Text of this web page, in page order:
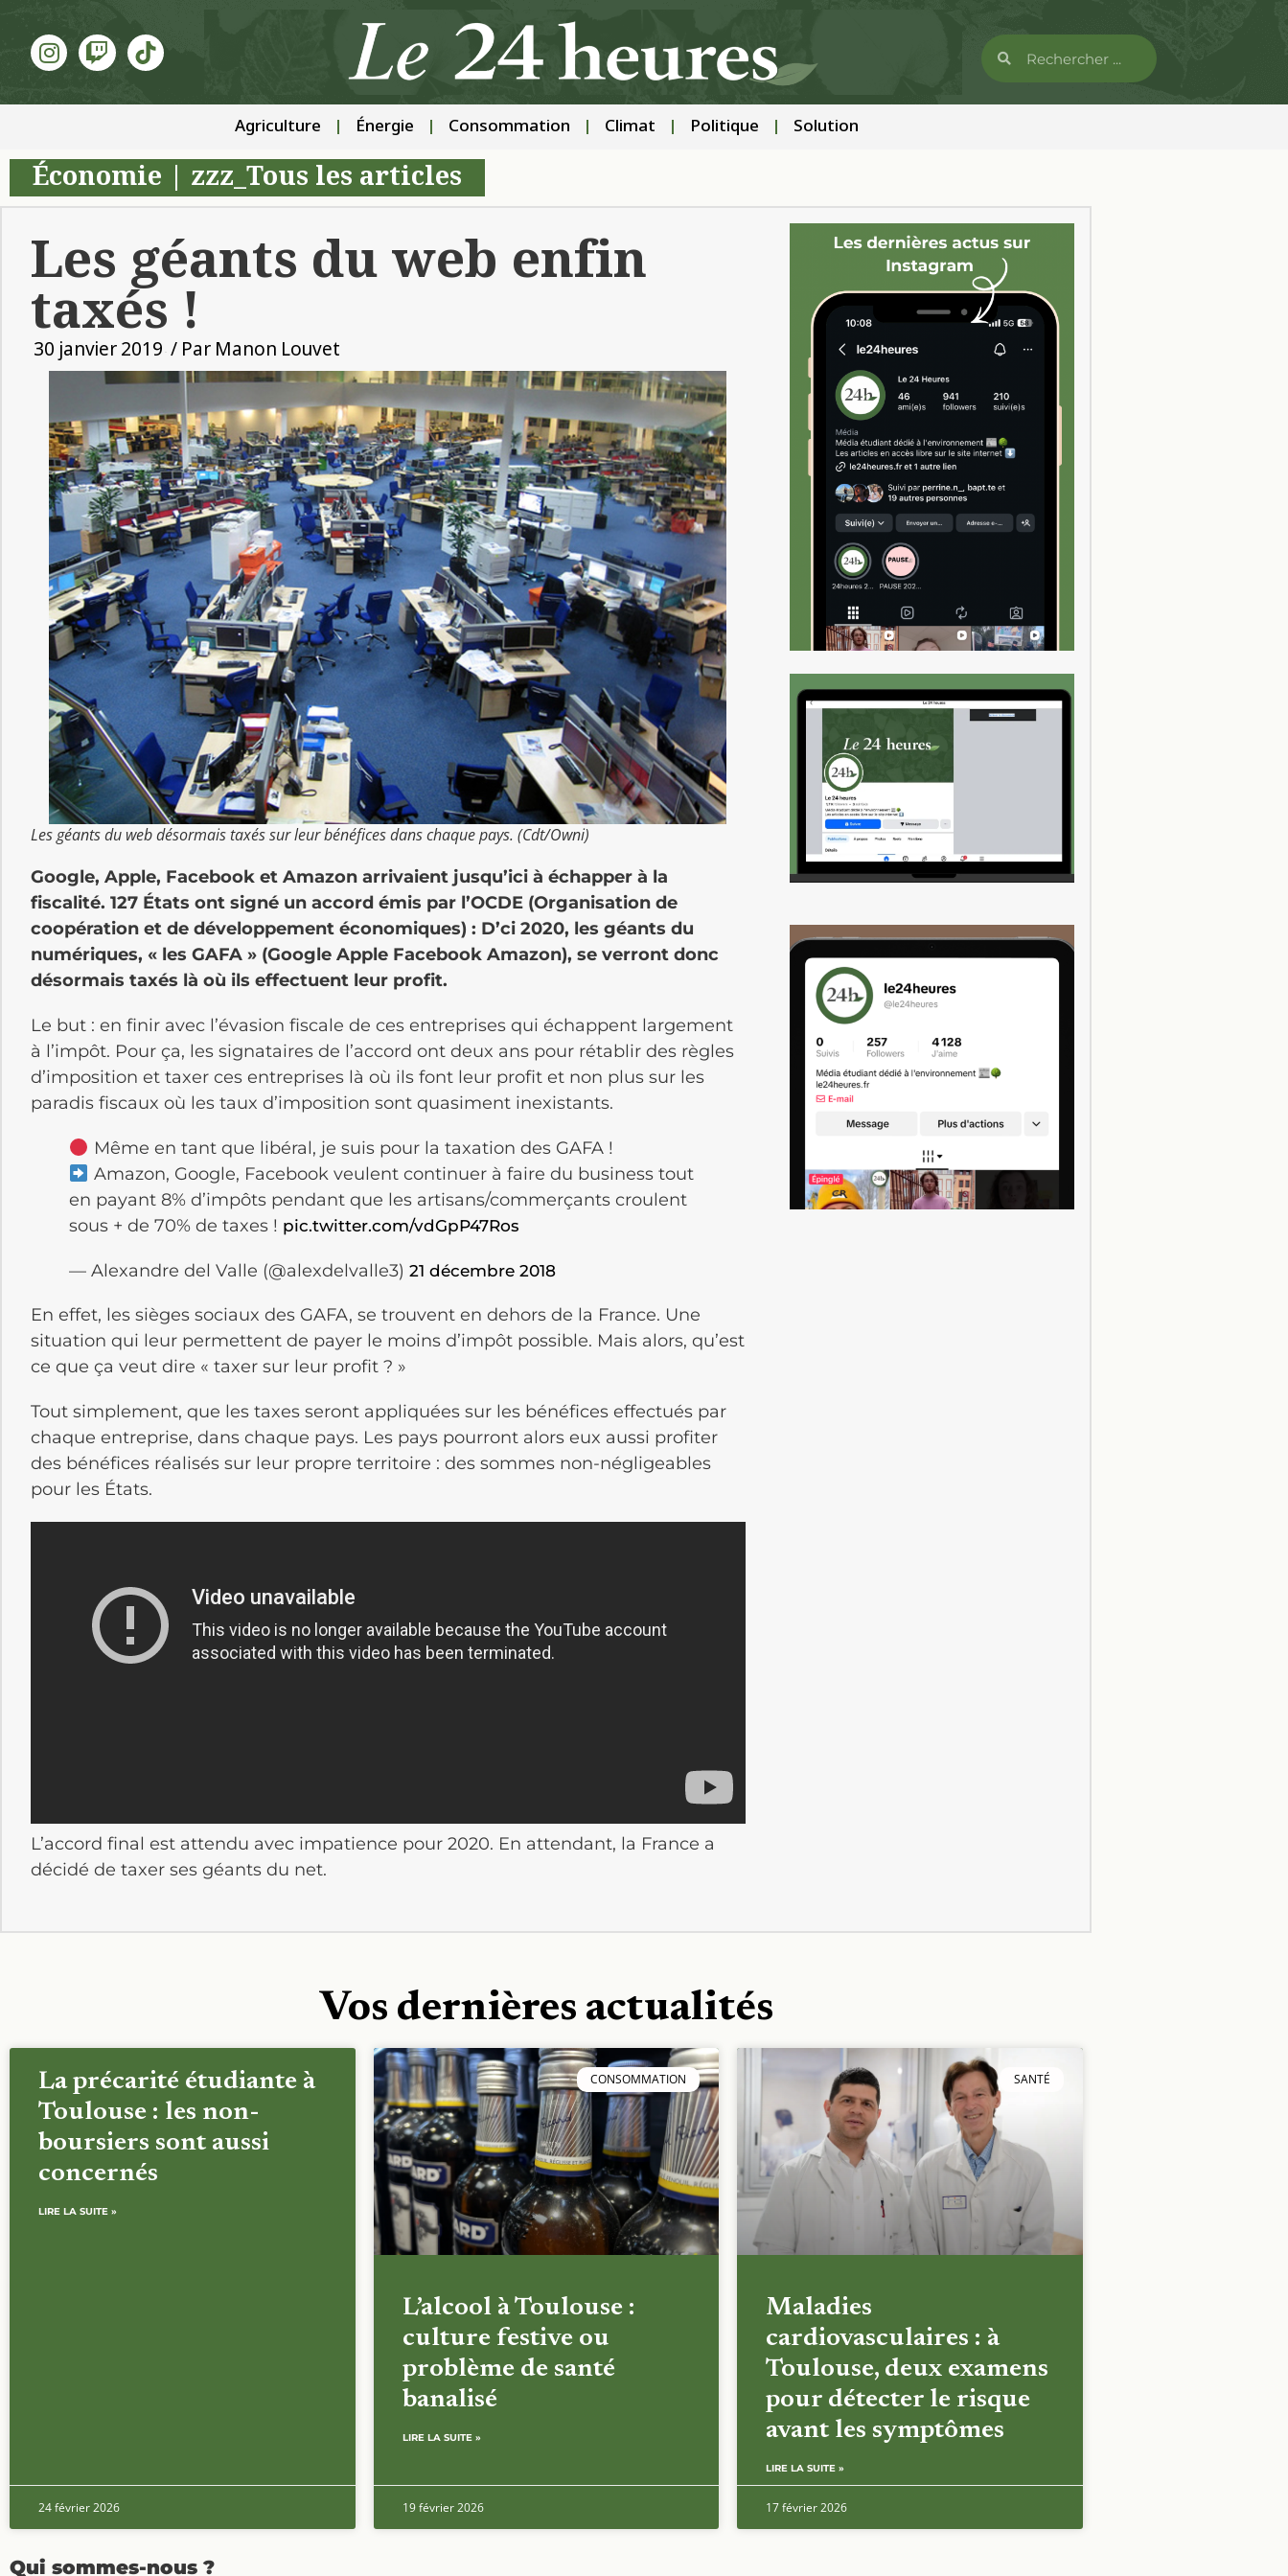
Agriculture Énergie Consommation Climat Politique Solution
Économie zzz_Tous les articles
Les géants du web enfin
taxés !
30 janvier 2019 / Par Manon Louvet
Les géants du web désormais taxés sur leur bénéfices dans chaque pays. (Cdt/Owni)
Google, Apple, Facebook et Amazon arrivaient jusqu’ici à échapper à la
fiscalité. 127 États ont signé un accord émis par l’OCDE (Organisation de
coopération et de développement économiques) : D’ci 2020, les géants du
numériques, « les GAFA » (Google Apple Facebook Amazon), se verront donc
désormais taxés là où ils effectuent leur profit.
Le but : en finir avec l’évasion fiscale de ces entreprises qui échappent largement
à l’impôt. Pour ça, les signataires de l’accord ont deux ans pour rétablir des règles
d’imposition et taxer ces entreprises là où ils font leur profit et non plus sur les
paradis fiscaux où les taux d’imposition sont quasiment inexistants.
Même en tant que libéral, je suis pour la taxation des GAFA !
Amazon, Google, Facebook veulent continuer à faire du business tout
en payant 8% d’impôts pendant que les artisans/commerçants croulent
sous + de 70% de taxes ! pic.twitter.com/vdGpP47Ros
— Alexandre del Valle (@alexdelvalle3) 21 décembre 2018
En effet, les sièges sociaux des GAFA, se trouvent en dehors de la France. Une
situation qui leur permettent de payer le moins d’impôt possible. Mais alors, qu’est
ce que ça veut dire « taxer sur leur profit ? »
Tout simplement, que les taxes seront appliquées sur les bénéfices effectués par
chaque entreprise, dans chaque pays. Les pays pourront alors eux aussi profiter
des bénéfices réalisés sur leur propre territoire : des sommes non-négligeables
pour les États.
L’accord final est attendu avec impatience pour 2020. En attendant, la France a
décidé de taxer ses géants du net.
Vos dernières actualités
La précarité étudiante à
Toulouse : les non-
boursiers sont aussi
concernés
LIRE LA SUITE »
24 février 2026
CONSOMMATION
L’alcool à Toulouse :
culture festive ou
problème de santé
banalisé
LIRE LA SUITE »
19 février 2026
SANTÉ
Maladies
cardiovasculaires : à
Toulouse, deux examens
pour détecter le risque
avant les symptômes
LIRE LA SUITE »
17 février 2026
Qui sommes-nous ?